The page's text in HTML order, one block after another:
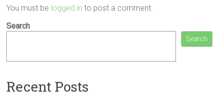
You must be logged in to post a comment.
Search
Search
Recent Posts